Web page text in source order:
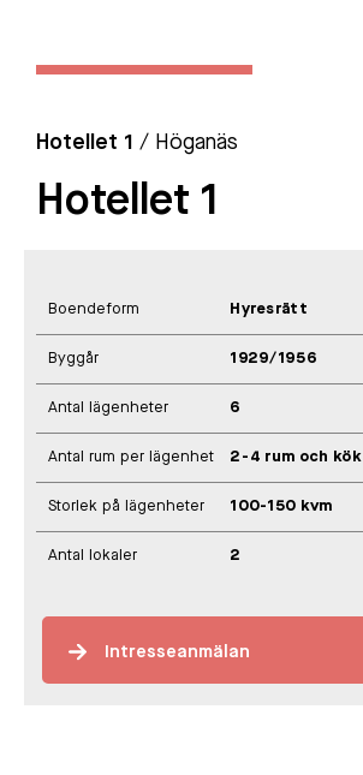
Hotellet 1 / Höganäs
Hotellet 1
Boendeform Hyresrätt
Byggår 1929/1956
Antal lägenheter 6
Antal rum per lägenhet 2-4 rum och kök
Storlek på lägenheter 100-150 kvm
Antal lokaler 2
Intresseanmälan